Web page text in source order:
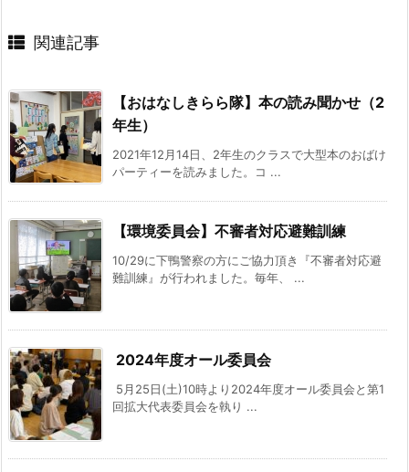
関連記事
【おはなしきらら隊】本の読み聞かせ（2
年生）
2021年12月14日、2年生のクラスで大型本のおばけ
パーティーを読みました。コ ...
【環境委員会】不審者対応避難訓練
10/29に下鴨警察の方にご協力頂き『不審者対応避
難訓練』が行われました。毎年、 ...
2024年度オール委員会
5月25日(土)10時より2024年度オール委員会と第1
回拡大代表委員会を執り ...